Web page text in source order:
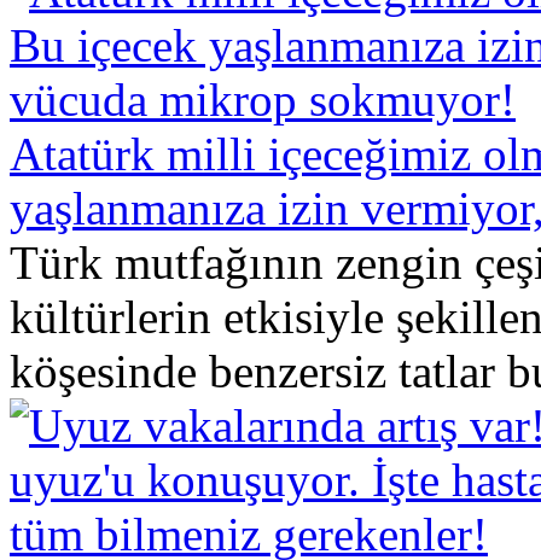
Atatürk milli içeceğimiz
yaşlanmanıza izin
Türk mutfağının zengin
kültürlerin etkisiyle
köşesinde benzersiz tatlar